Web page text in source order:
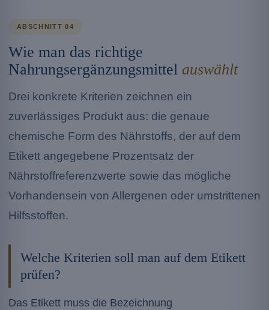
ABSCHNITT 04
Wie man das richtige
Nahrungsergänzungsmittel auswählt
Drei konkrete Kriterien zeichnen ein
zuverlässiges Produkt aus: die genaue
chemische Form des Nährstoffs, der auf dem
Etikett angegebene Prozentsatz der
Nährstoffreferenzwerte sowie das mögliche
Vorhandensein von Allergenen oder umstrittenen
Hilfsstoffen.
Welche Kriterien soll man auf dem Etikett
prüfen?
Das Etikett muss die Bezeichnung